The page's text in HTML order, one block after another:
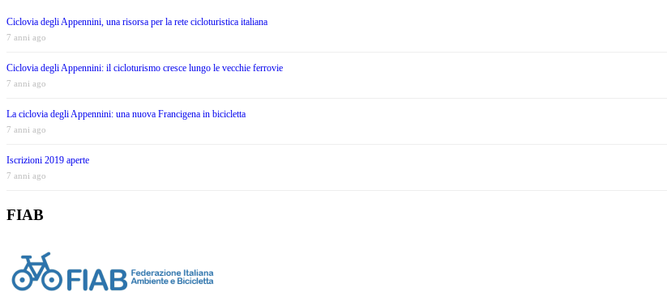
Ciclovia degli Appennini, una risorsa per la rete cicloturistica italiana
7 anni ago
Ciclovia degli Appennini: il cicloturismo cresce lungo le vecchie ferrovie
7 anni ago
La ciclovia degli Appennini: una nuova Francigena in bicicletta
7 anni ago
Iscrizioni 2019 aperte
7 anni ago
FIAB